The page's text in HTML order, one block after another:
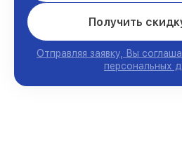
Получить
Отправляя заявку, Вы
персональных